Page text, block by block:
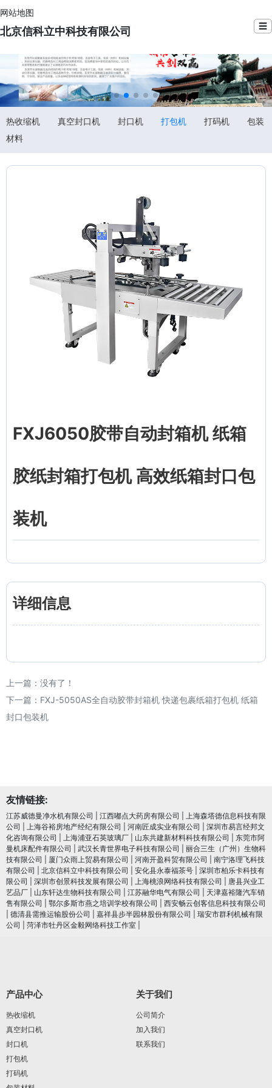
网站地图
北京信科立中科技有限公司 ☰
热收缩机 真空封口机 封口机 打包机 打码机
包装
材料
FXJ6050胶带自动封箱机 纸箱
胶纸封箱打包机 高效纸箱封口包
装机
详细信息
上一篇：没有了！
下一篇： FXJ-5050AS全自动胶带封箱机 快递包裹纸箱打包机 纸箱
封口包装机
友情链接:
江苏威德曼净水机有限公司 江西嘟点大药房有限公司
上海森塔德信息科技有限
公司
上海谷裕房地产经纪有限公司 河南匠成实业有限公司
深圳市易言经邦文
化咨询有限公司
上海浦亚石英玻璃厂 山东共建新材料科技有限公司
东莞市阿
曼机床配件有限公司
武汉长青世界电子科技有限公司
丽合三生（广州）生物科
技有限公司
厦门众雨上贸易有限公司 河南开盈科贸有限公司
南宁洛理飞科技
有限公司
北京信科立中科技有限公司 安化县永泰福茶号
深圳市柏乐卡科技有
限公司
深圳市创景科技发展有限公司 上海桃浪网络科技有限公司
唐县兴业工
艺品厂
山东轩达生物科技有限公司 江苏融华电气有限公司
天津嘉裕隆汽车销
售有限公司
鄂尔多斯市燕之培训学校有限公司
西安畅云创客信息科技有限公司
德清县需推运输股份公司 嘉祥县步半园林股份有限公司
瑞安市群利机械有限
公司
菏泽市牡丹区金毅网络科技工作室
产品中心
热收缩机
真空封口机
封口机
打包机
打码机
关于我们
公司简介
加入我们
联系我们